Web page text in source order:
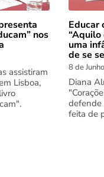
nos
assistiram
Lisboa,
Educar
“Aquilo
uma
de se
8 de
Diana
defende
feita de